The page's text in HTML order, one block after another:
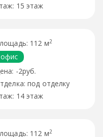
15 этаж
112 м2
офис
-2руб.
под отделку
14 этаж
112 м2